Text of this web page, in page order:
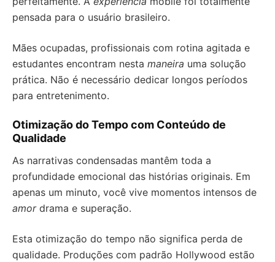
pensada para o usuário brasileiro.
Mães ocupadas, profissionais com rotina agitada e
estudantes encontram nesta maneira uma solução
prática. Não é necessário dedicar longos períodos
para entretenimento.
Otimização do Tempo com Conteúdo de
Qualidade
As narrativas condensadas mantêm toda a
profundidade emocional das histórias originais. Em
apenas um minuto, você vive momentos intensos de
amordrama e superação.
Esta otimização do tempo não significa perda de
qualidade. Produções com padrão Hollywood estão